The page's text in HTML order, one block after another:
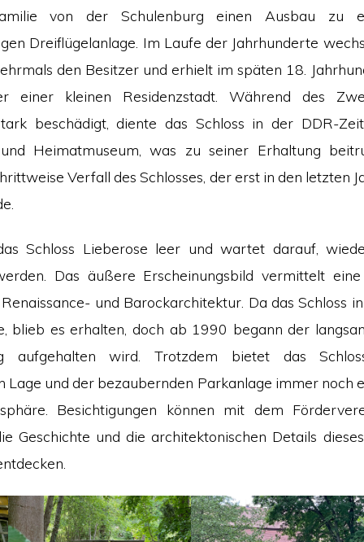
von der Schulenburg einen Ausbau zu
Dreiflügelanlage. Im Laufe der Jahrhunderte
den Besitzer und erhielt im späten 18.
einer kleinen Residenzstadt. Während des
beschädigt, diente das Schloss in der DDR-
Heimatmuseum, was zu seiner Erhaltung
Verfall des Schlosses, der erst in den letzten
Schloss Lieberose leer und wartet darauf,
Das äußere Erscheinungsbild vermittelt eine
und Barockarchitektur. Da das Schloss
blieb es erhalten, doch ab 1990 begann der
aufgehalten wird. Trotzdem bietet das
Lage und der bezaubernden Parkanlage immer noch
Besichtigungen können mit dem
Geschichte und die architektonischen Details